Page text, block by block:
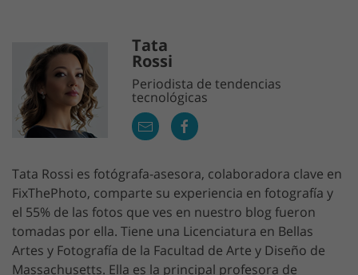
Tata
Rossi
Periodista de tendencias
tecnológicas
Tata Rossi es fotógrafa-asesora, colaboradora clave en
FixThePhoto, comparte su experiencia en fotografía y
el 55% de las fotos que ves en nuestro blog fueron
tomadas por ella. Tiene una Licenciatura en Bellas
Artes y Fotografía de la Facultad de Arte y Diseño de
Massachusetts. Ella es la principal profesora de